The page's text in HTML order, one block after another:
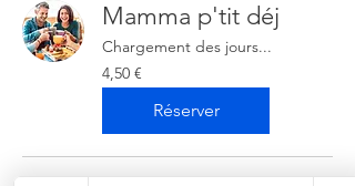
Mamma p'tit déj
Chargement des jours...
4,50
euros
4,50 €
Réserver